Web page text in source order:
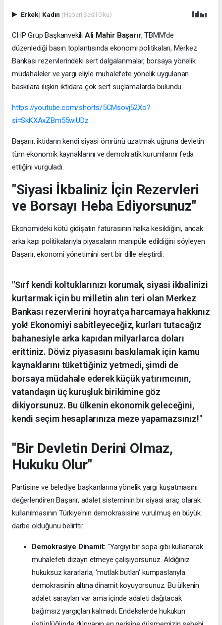
Erkek| Kadın (Haberi Sesli Oku)
CHP Grup Başkanvekili Ali Mahir Başarır, TBMM'de
düzenlediği basın toplantısında ekonomi politikaları, Merkez
Bankası rezervlerindeki sert dalgalanmalar, borsaya yönelik
müdahaleler ve yargı eliyle muhalefete yönelik uygulanan
baskılara ilişkin iktidara çok sert suçlamalarda bulundu.
https://youtube.com/shorts/5CMsovj52Xo?
si=SkKXAxZBm55wiUDz
Başarır, iktidarın kendi siyasi ömrünü uzatmak uğruna devletin
tüm ekonomik kaynaklarını ve demokratik kurumlarını feda
ettiğini vurguladı.
"Siyasi İkbaliniz İçin Rezervleri
ve Borsayı Heba Ediyorsunuz"
Ekonomideki kötü gidişatın faturasının halka kesildiğini, ancak
arka kapı politikalarıyla piyasaların manipüle edildiğini söyleyen
Başarır, ekonomi yönetimini sert bir dille eleştirdi:
"Sırf kendi koltuklarınızı korumak, siyasi ikbalinizi
kurtarmak için bu milletin alın teri olan Merkez
Bankası rezervlerini hoyratça harcamaya hakkınız
yok! Ekonomiyi sabitleyeceğiz, kurları tutacağız
bahanesiyle arka kapıdan milyarlarca doları
erittiniz. Döviz piyasasını baskılamak için kamu
kaynaklarını tükettiğiniz yetmedi, şimdi de
borsaya müdahale ederek küçük yatırımcının,
vatandaşın üç kuruşluk birikimine göz
dikiyorsunuz. Bu ülkenin ekonomik geleceğini,
kendi seçim hesaplarınıza meze yapamazsınız!"
"Bir Devletin Derini Olmaz,
Hukuku Olur"
Partisine ve belediye başkanlarına yönelik yargı kuşatmasını
değerlendiren Başarır, adalet sisteminin bir siyasi araç olarak
kullanılmasının Türkiye'nin demokrasisine vurulmuş en büyük
darbe olduğunu belirtti:
Demokrasiye Dinamit: "Yargıyı bir sopa gibi kullanarak
muhalefeti dizayn etmeye çalışıyorsunuz. Aldığınız
hukuksuz kararlarla, 'mutlak butlan' kumpaslarıyla
demokrasinin altına dinamit koyuyorsunuz. Bu ülkenin
adalet sarayları var ama içinde adaleti dağıtacak
bağımsız yargıçları kalmadı. Endekslerde hukukun